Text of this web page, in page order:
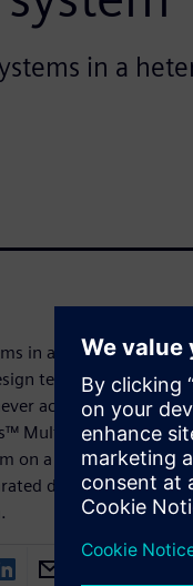
in a
in a heterogeneous
techniques and
access safe
Multicore
on a Multi-Processor
domains, while